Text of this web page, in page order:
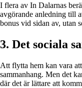
I flera av In Dalarnas
avgörande anledning till
bonus vid sidan av, utan
3. Det sociala
Att flytta hem kan vara
sammanhang. Men det
där det är lättare att